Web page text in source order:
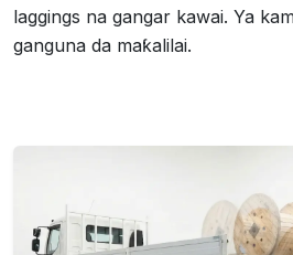
laggings na gangar kawai. Ya
ganguna da maƙalilai.